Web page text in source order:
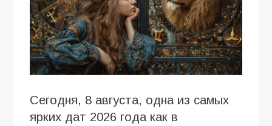
Сегодня, 8 августа, одна из самых
ярких дат 2026 года как в